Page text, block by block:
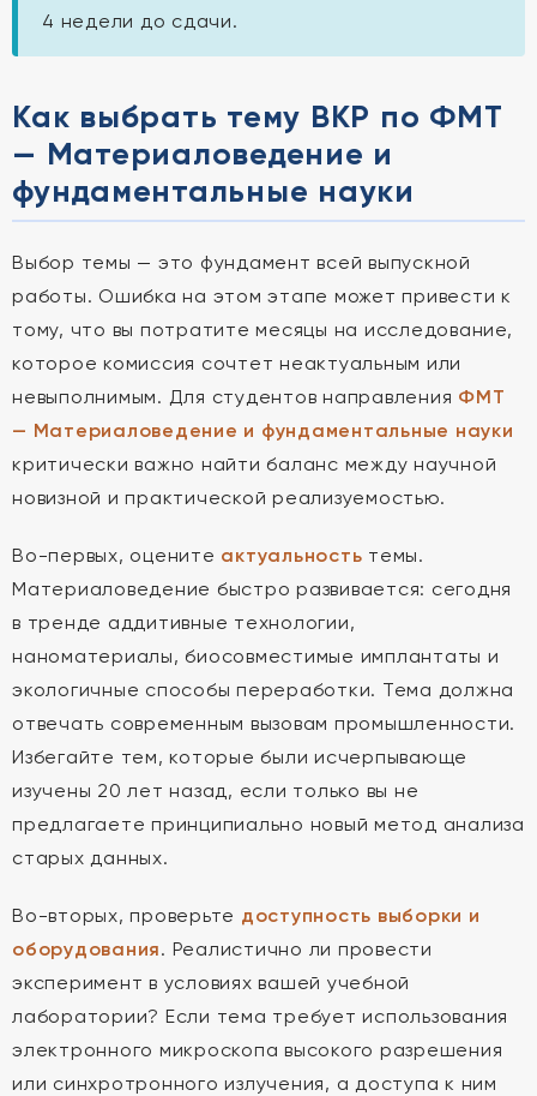
4 недели до сдачи.
Как выбрать тему ВКР по ФМТ
— Материаловедение и
фундаментальные науки
Выбор темы — это фундамент всей выпускной
работы. Ошибка на этом этапе может привести к
тому, что вы потратите месяцы на исследование,
которое комиссия сочтет неактуальным или
невыполнимым. Для студентов направления ФМТ
— Материаловедение и фундаментальные науки
критически важно найти баланс между научной
новизной и практической реализуемостью.
Во-первых, оцените актуальность темы.
Материаловедение быстро развивается: сегодня
в тренде аддитивные технологии,
наноматериалы, биосовместимые имплантаты и
экологичные способы переработки. Тема должна
отвечать современным вызовам промышленности.
Избегайте тем, которые были исчерпывающе
изучены 20 лет назад, если только вы не
предлагаете принципиально новый метод анализа
старых данных.
Во-вторых, проверьте доступность выборки и
оборудования. Реалистично ли провести
эксперимент в условиях вашей учебной
лаборатории? Если тема требует использования
электронного микроскопа высокого разрешения
или синхротронного излучения, а доступа к ним